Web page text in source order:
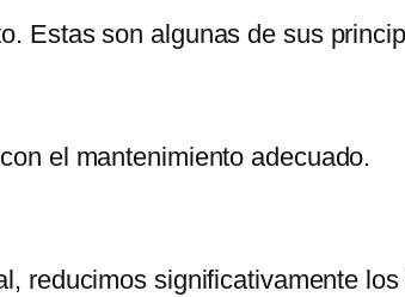
Estas son algunas de sus
el mantenimiento adecuado.
reducimos significativamente